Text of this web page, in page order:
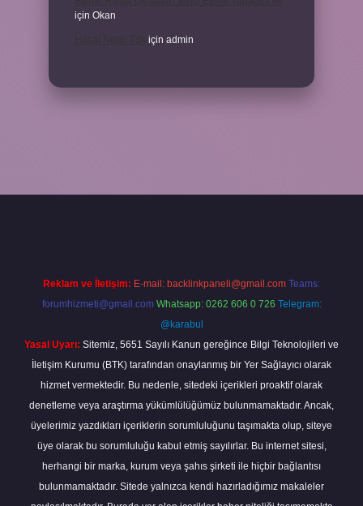
için Okan
için admin
Reklam ve İletişim: E-mail: backlinkpaneli@gmail.com Teams:
forumhizmeti@gmail.com Whatsapp: 0262 606 0 726 Telegram:
@karabul
Yasal Uyarı: Sitemiz, 5651 Sayılı Kanun gereğince Bilgi Teknolojileri ve
İletişim Kurumu (BTK) tarafından onaylanmış bir Yer Sağlayıcı olarak
hizmet vermektedir. Bu nedenle, sitedeki içerikleri proaktif olarak
denetleme veya araştırma yükümlülüğümüz bulunmamaktadır. Ancak,
üyelerimiz yazdıkları içeriklerin sorumluluğunu taşımakta olup, siteye
üye olarak bu sorumluluğu kabul etmiş sayılırlar. Bu internet sitesi,
herhangi bir marka, kurum veya şahıs şirketi ile hiçbir bağlantısı
bulunmamaktadır. Sitede yalnızca kendi hazırladığımız makaleler